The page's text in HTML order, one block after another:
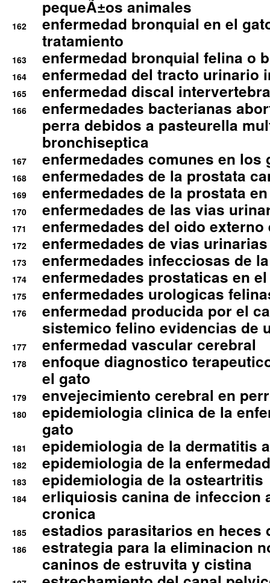
pequeÃ±os animales
162
enfermedad bronquial en el
tratamiento
163 enfermedad bronquial felina o
164 enfermedad del tracto urinario
165 enfermedad discal
166
enfermedades bacterianas
perra debidos a pasteurella
bronchiseptica
167 enfermedades comunes en los
168 enfermedades de la prostata
169 enfermedades de la prostata
170 enfermedades de las vias
171 enfermedades del oido
172 enfermedades de vias
173 enfermedades infecciosas de
174 enfermedades prostaticas en
175 enfermedades urologicas
176
enfermedad producida por el
sistemico felino evidencias de
177 enfermedad vascular cerebral
178
enfoque diagnostico
el gato
179 envejecimiento cerebral en
180
epidemiologia clinica de la
gato
181 epidemiologia de la dermatitis
182 epidemiologia de la
183 epidemiologia de la osteartritis
184
erliquiosis canina de infeccion
cronica
185 estadios parasitarios en heces
186
estrategia para la eliminacion
caninos de estruvita y cistina